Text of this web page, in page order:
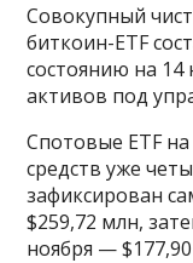
Совокупный
биткоин-ETF
состоянию на
активов под
Спотовые ETF
средств уже
зафиксирован
$259,72 млн,
ноября —